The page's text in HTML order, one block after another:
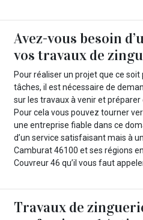
Avez-vous besoin
vos travaux de
Pour réaliser un projet que ce
tâches, il est nécessaire de
sur les travaux à venir et
Pour cela vous pouvez tourner
une entreprise fiable dans ce
d’un service satisfaisant mais à
Camburat 46100 et ses régions
Couvreur 46 qu’il vous faut
Travaux de